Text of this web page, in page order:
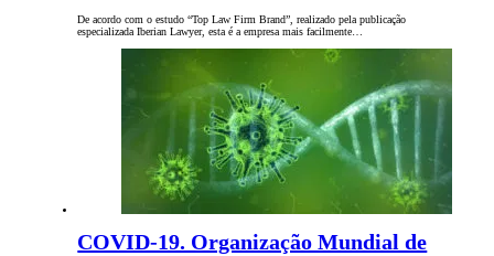
De acordo com o estudo “Top Law Firm Brand”, realizado pela publicação
especializada Iberian Lawyer, esta é a empresa mais facilmente…
COVID-19. Organização Mundial de